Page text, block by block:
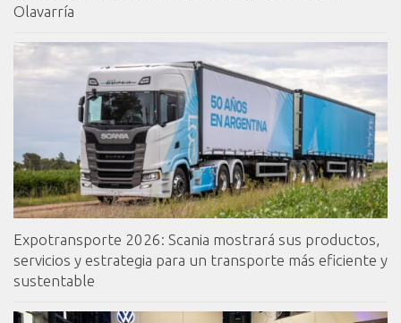
Olavarría
Expotransporte 2026: Scania mostrará sus productos,
servicios y estrategia para un transporte más eficiente y
sustentable